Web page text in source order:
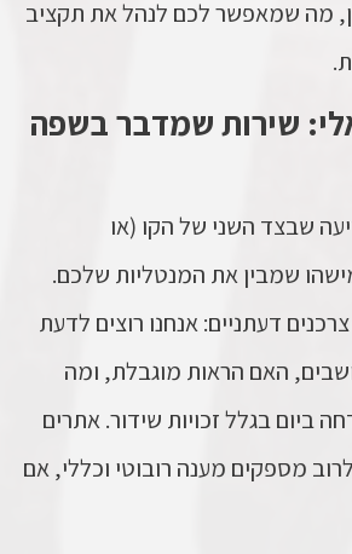
מה שמאפשר לכם לנהל את תקציב
שירות שמדבר בשפה
שבצד השני של הקו (או
שמבין את המנטליות שלכם.
דעתניים: אנחנו רוצים לדעת
האם הראות מוגבלת, ומה
ביום בגלל זכויות שידור. אתרים
מספקים מענה רובוטי וכללי, אם